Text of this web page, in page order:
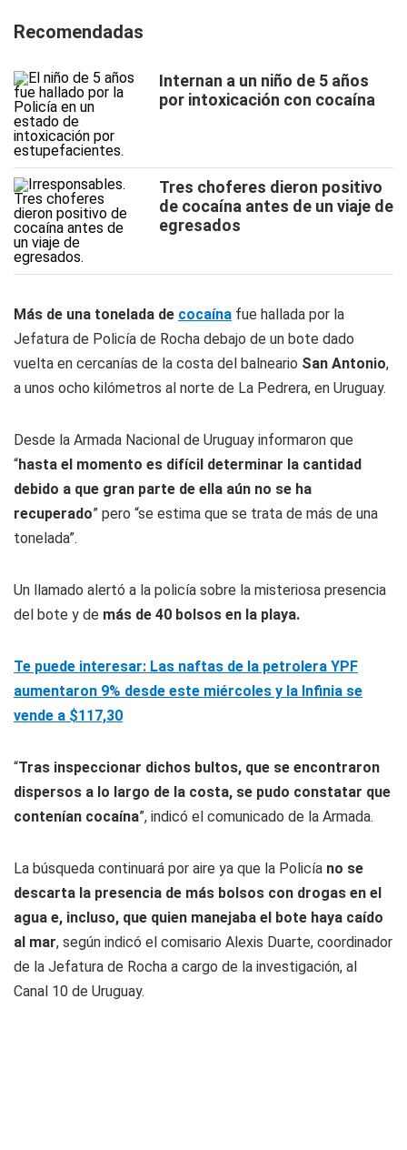
Recomendadas
Internan a un niño de 5 años
por intoxicación con cocaína
Tres choferes dieron positivo
de cocaína antes de un viaje de
egresados
Más de una tonelada de cocaína fue hallada por la
Jefatura de Policía de Rocha debajo de un bote dado
vuelta en cercanías de la costa del balneario San Antonio,
a unos ocho kilómetros al norte de La Pedrera, en Uruguay.
Desde la Armada Nacional de Uruguay informaron que
“hasta el momento es difícil determinar la cantidad
debido a que gran parte de ella aún no se ha
recuperado” pero “se estima que se trata de más de una
tonelada”.
Un llamado alertó a la policía sobre la misteriosa presencia
del bote y de más de 40 bolsos en la playa.
Te puede interesar: Las naftas de la petrolera YPF
aumentaron 9% desde este miércoles y la Infinia se
vende a $117,30
“Tras inspeccionar dichos bultos, que se encontraron
dispersos a lo largo de la costa, se pudo constatar que
contenían cocaína”, indicó el comunicado de la Armada.
La búsqueda continuará por aire ya que la Policía no se
descarta la presencia de más bolsos con drogas en el
agua e, incluso, que quien manejaba el bote haya caído
al mar, según indicó el comisario Alexis Duarte, coordinador
de la Jefatura de Rocha a cargo de la investigación, al
Canal 10 de Uruguay.